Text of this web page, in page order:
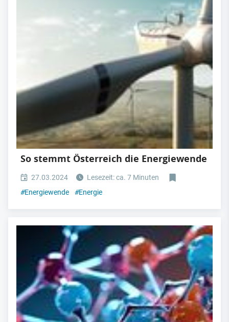
So stemmt Österreich die Energiewende
27.03.2024
Lesezeit: ca. 7 Minuten
#Energiewende #Energie